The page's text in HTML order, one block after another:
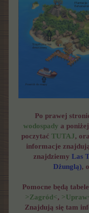
Po prawej
wodospady a poniżej
poczytać TUTAJ,
informacje
znajdziemy Las
Dżunglą),
Pomocne będą tabele
>Zagród<,
Znajdują się tam